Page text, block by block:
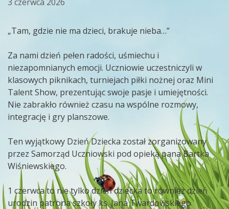
„Tam, gdzie nie ma dzieci, brakuje nieba…”
Za nami dzień pełen radości, uśmiechu i
niezapomnianych emocji. Uczniowie uczestniczyli w
klasowych piknikach, turniejach piłki nożnej oraz Mini
Talent Show, prezentując swoje pasje i umiejętności.
Nie zabrakło również czasu na wspólne rozmowy,
integrację i gry planszowe.
Ten wyjątkowy Dzień Dziecka został zorganizowany
przez Samorząd Uczniowski pod opieką pana Bartka
Wiśniewskiego.
1 czerwca to nie tylko dzień dziecka to również dzień
urodzin patrona szkoły ks. Jana Twardowskiego